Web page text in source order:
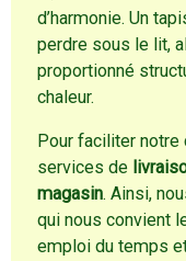
d’harmonie. Un
perdre sous le lit,
proportionné
chaleur.
Pour faciliter
services de
magasin. Ainsi,
qui nous convient
emploi du temps